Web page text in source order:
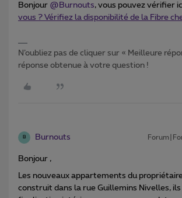
Bonjour ​ @Burnouts, vous pouvez vérifier
vous ? Vérifiez la disponibilité de la Fibre
N’oubliez pas de cliquer sur « Meilleure
réponse obtenue à votre question !
B Burnouts
Bonjour ,
Les nouveaux appartements du
construit dans la rue Guillemins Nivelles,